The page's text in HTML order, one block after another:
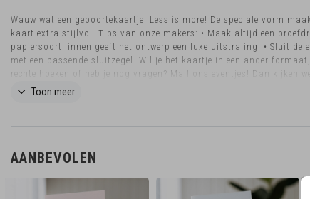
Wauw wat een geboortekaartje! Less is more! De speciale vorm
kaart extra stijlvol. Tips van onze makers: • Maak altijd een
papiersoort linnen geeft het ontwerp een luxe uitstraling. • Sluit de
met een passende sluitzegel. Wil je het kaartje in een ander
rechte hoeken of heb je nog vragen? Mail ons eventjes! Dan kijken
naar de mogelijkheden.
Toon meer
AANBEVOLEN